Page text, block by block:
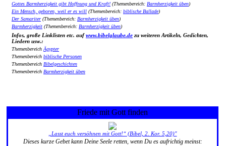
Gottes Barmherzigkeit gibt Hoffnung und Kraft! (Themenbereich: Barmherzigkeit üben)
Ein Mensch, geboren, weil er es will (Themenbereich: biblische Ballade)
Der Samariter (Themenbereich: Barmherzigkeit üben)
Barmherzigkeit (Themenbereich: Barmherzigkeit üben)
Infos, große Linklisten etc. aufwww.bibelglaube.de zu weiteren Artikeln, Gedichten,
Liedern usw.:
ThemenbereichÄgypter
Themenbereich biblische Personen
Themenbereich Bibelgeschichten
Themenbereich Barmherzigkeit üben
Friede mit Gott finden
„Lasst euch versöhnen mit Gott!“ (Bibel, 2. Kor. 5,20)"
Dieses kurze Gebet kann Deine Seele retten, wenn Du es aufrichtig meinst: